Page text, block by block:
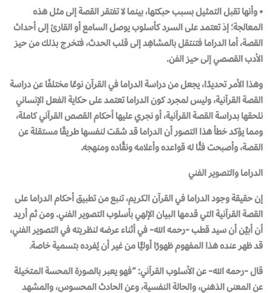
• وأنها تقبل التمثيل بسبب حبكتها، بينما لا تفتقر القصة إلى مثل هذه
المعالجة؛ إذ تعتمد على السرد كأسلوب يوصل السامع أو القارئ إلى أحداث
القصة، أما الدراما فتنتقل بالمشاهِد إلى قلب الحدث، فتخرج بذلك من حيز
الأدب القصصي إلى حيز الفن.
وهذا الأمر تحديدًا، يجعل من دراسة الدراما في القرآن نوعًا مختلفًا عن دراسة
القصة القرآنية، وليس لمجرد كون الدراما تعتمد على حكاية الفعل الإنساني
نلحقها بدراسة القصة القرآنية، أو نجري عليها أحكام القصص القرآني كاملة،
ومما يؤكد خطأ هذا التصور أن الدراما قد شقت لنفسها طريقًا مستقلة عن
القصة، وأصبحت فنًّا له قواعده وأعلامه ونقَّاده ومنهجه.
الدراما والتصوير الفني
إن حقيقة وجود الدراما في القرآن الكريم، تنبع من تطبيق أحكام الدراما على
القصة القرآنية التي قدمها البيان الإلهي بأسلوب التصوير الفني. ومن ثم أريد
أن أبيِّن أن سيد قطب -رحمه الله- في أثناء عرضه لنظريته في التصوير الفني،
قد ظهر عنده هذا المفهوم ظهورًا أوليًّا من غير أن يُفرده بتسمية خاصة.
قال -رحمه الله- عن الأسلوب القرآني: “فهو يعبر بالصورة المحسة المتخيلة
عن المعنى الذهني، والحالة النفسية، وعن الحادث المحسوس، والمشهد